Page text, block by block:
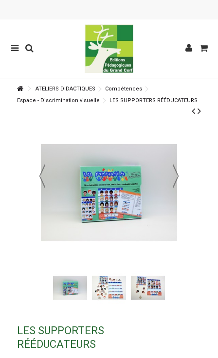
ATELIERS DIDACTIQUES
Compétences
Espace - Discrimination visuelle
LES SUPPORTERS RÉÉDUCATEURS
LES SUPPORTERS
RÉÉDUCATEURS